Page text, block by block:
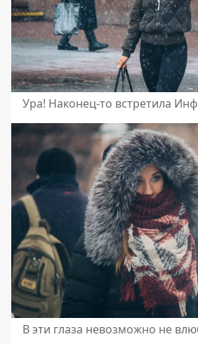
Ура! Наконец-то встретила
В эти глаза невозможно не